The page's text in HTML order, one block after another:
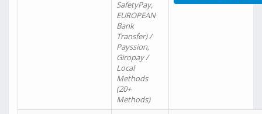
SafetyPay,
EUROPEAN
Bank
Transfer) /
Payssion,
Giropay /
Local
Methods
(20+
Methods)